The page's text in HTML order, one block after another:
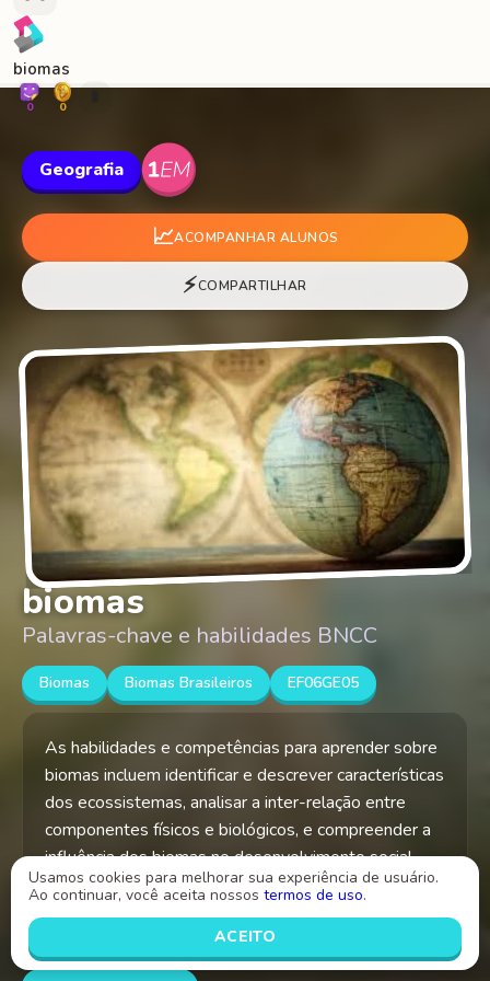
biomas
0 0
Geografia
📈ACOMPANHAR ALUNOS
⚡COMPARTILHAR
biomas
Palavras-chave e habilidades BNCC
Biomas Biomas Brasileiros EF06GE05
As habilidades e competências para aprender sobre
biomas incluem identificar e descrever características
dos ecossistemas, analisar a inter-relação entre
componentes físicos e biológicos, e compreender a
influência dos biomas no desenvolvimento social.
Criado por
Daniela Silva Dos Santos
Usamos cookies para melhorar sua experiência de usuário.
Ao continuar, você aceita nossos termos de uso.
ACEITO